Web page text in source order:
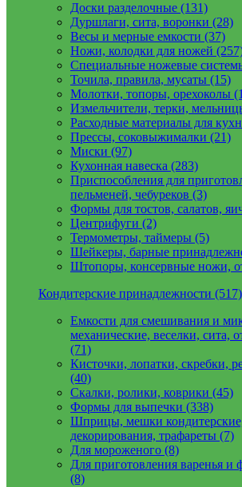
Доски разделочные (131)
Дуршлаги, сита, воронки (28)
Весы и мерные емкости (37)
Ножи, колодки для ножей
Специальные ножевые
Точила, правила, мусаты (15)
Молотки, топоры, орехоколы
Измельчители, терки,
Расходные материалы для
Прессы, соковыжималки (21)
Миски (97)
Кухонная навеска (283)
Приспособления для
пельменей, чебуреков (3)
Формы для тостов, салатов,
Центрифуги (2)
Термометры, таймеры (5)
Шейкеры, барные
Штопоры, консервные ножи,
Кондитерские принадлежности (517)
Емкости для смешивания и
механические, веселки, сита,
(71)
Кисточки, лопатки, скребки,
(40)
Скалки, ролики, коврики (45)
Формы для выпечки (338)
Шприцы, мешки
декорирования, трафареты (7)
Для мороженого (8)
Для приготовления варенья и
(8)